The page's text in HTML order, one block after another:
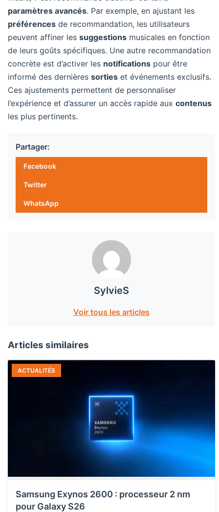
paramètres avancés. Par exemple, en ajustant les
préférences de recommandation, les utilisateurs
peuvent affiner les suggestions musicales en fonction
de leurs goûts spécifiques. Une autre recommandation
concrète est d’activer les notifications pour être
informé des dernières sorties et événements exclusifs.
Ces ajustements permettent de personnaliser
l’expérience et d’assurer un accès rapide aux contenus
les plus pertinents.
Partager:
Facebook
Twitter
WhatsApp
SylvieS
Voir tous les articles
Articles similaires
ACTUALITÉS
Samsung Exynos 2600 : processeur 2 nm
pour Galaxy S26